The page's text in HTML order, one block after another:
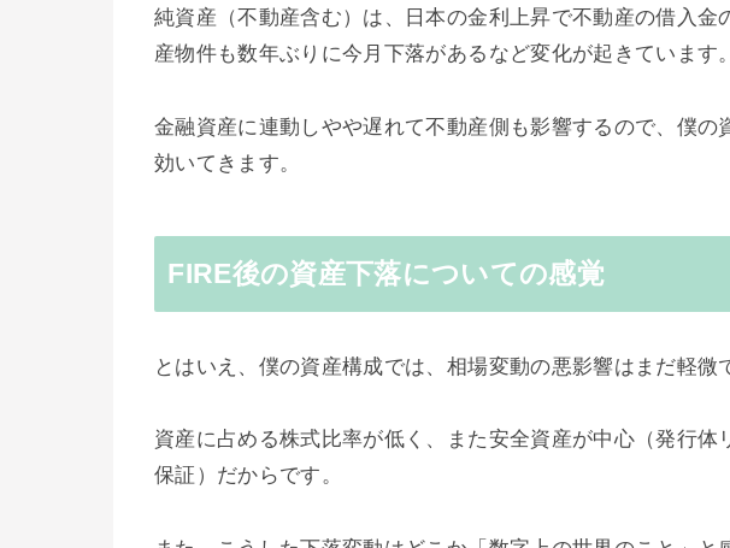
純資産（不動産含む）は、日本の金利上昇で不動産の借入金
産物件も数年ぶりに今月下落があるなど変化が起きています。
金融資産に連動しやや遅れて不動産側も影響するので、僕の
効いてきます。
FIRE後の資産下落についての感覚
とはいえ、僕の資産構成では、相場変動の悪影響はまだ軽微
資産に占める株式比率が低く、また安全資産が中心（発行体
保証）だからです。